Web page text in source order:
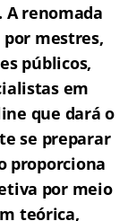
A renomada
mestres,
públicos,
em
que dará o
se preparar
proporciona
por meio
teórica,